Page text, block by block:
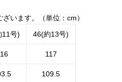
います。（単位：cm）
11号) 46(約13号)
117
109.5